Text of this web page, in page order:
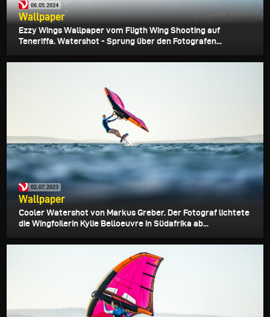
06.05.2024
Wallpaper
Ezzy Wings Wallpaper vom Fligth Wing Shooting auf
Teneriffa. Watershot - Sprung über den Fotografen...
02.07.2023
Wallpaper
Cooler Watershot von Markus Greber. Der Fotograf lichtete
die Wingfoilerin Kylie Belloeuvre in Südafrika ab...